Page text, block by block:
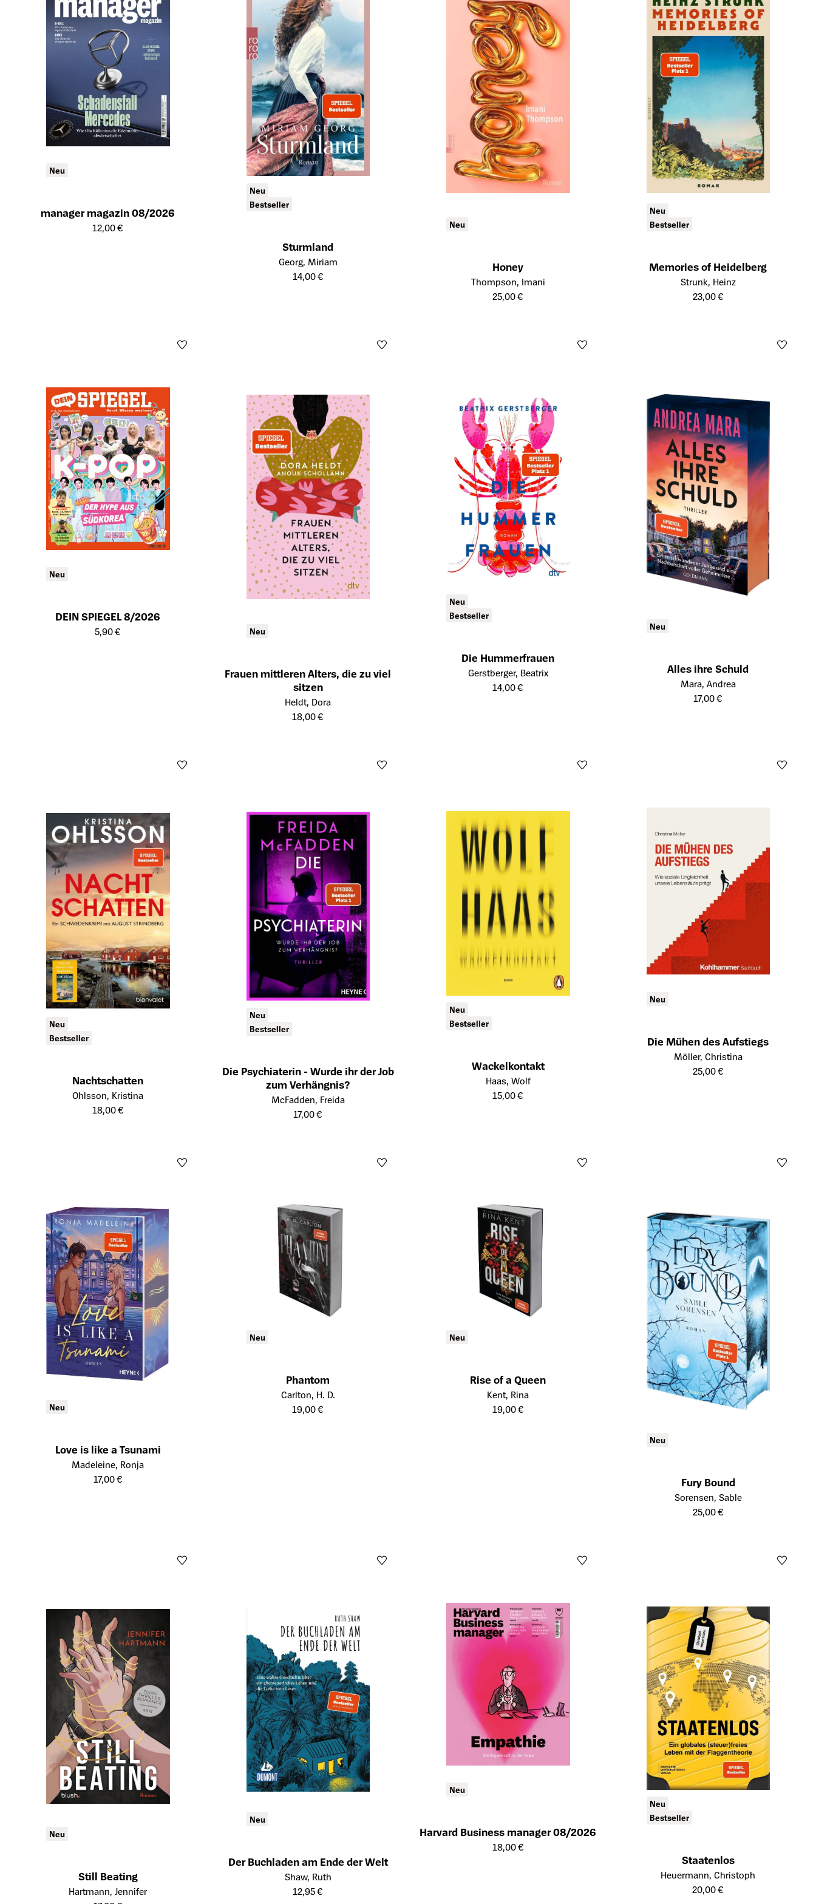
Neu
manager magazin 08/2026
Öffnet die Detailseite des Produkts
12,00 €
Neu
Bestseller
Sturmland
Öffnet die Detailseite des Produkts
Georg, Miriam
14,00 €
Neu
Honey
Öffnet die Detailseite des Produkts
Thompson, Imani
25,00 €
Neu
Bestseller
Memories of Heidelberg
Öffnet die Detailseite des Produkts
Strunk, Heinz
23,00 €
Neu
DEIN SPIEGEL 8/2026
Öffnet die Detailseite des Produkts
5,90 € Neu
Frauen mittleren Alters, die zu viel
sitzen
Öffnet die Detailseite des Produkts
Heldt, Dora
18,00 €
Neu
Bestseller
Die Hummerfrauen
Öffnet die Detailseite des Produkts
Gerstberger, Beatrix
14,00 €
Neu
Alles ihre Schuld
Öffnet die Detailseite des Produkts
Mara, Andrea
17,00 €
Neu
Bestseller
Nachtschatten
Öffnet die Detailseite des Produkts
Ohlsson, Kristina
18,00 €
Neu
Bestseller
Die Psychiaterin - Wurde ihr der Job
zum Verhängnis?
Öffnet die Detailseite des Produkts
McFadden, Freida
17,00 €
Neu
Bestseller
Wackelkontakt
Öffnet die Detailseite des Produkts
Haas, Wolf
15,00 €
Neu
Die Mühen des Aufstiegs
Öffnet die Detailseite des Produkts
Möller, Christina
25,00 €
Neu
Love is like a Tsunami
Öffnet die Detailseite des Produkts
Madeleine, Ronja
17,00 €
Neu
Phantom
Öffnet die Detailseite des Produkts
Carlton, H. D.
19,00 €
Neu
Rise of a Queen
Öffnet die Detailseite des Produkts
Kent, Rina
19,00 €
Neu
Fury Bound
Öffnet die Detailseite des Produkts
Sorensen, Sable
25,00 €
Neu
Still Beating
Öffnet die Detailseite des Produkts
Hartmann, Jennifer
Neu
Der Buchladen am Ende der Welt
Öffnet die Detailseite des Produkts
Shaw, Ruth
12,95 €
Neu
Harvard Business manager 08/2026
Öffnet die Detailseite des Produkts
18,00 €
Neu
Bestseller
Staatenlos
Öffnet die Detailseite des Produkts
Heuermann, Christoph
20,00 €